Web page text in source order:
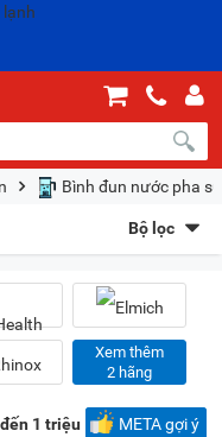
Bình đun nước pha
(2)
giảm dần Giảm giá
Bộ lọc
Xem thêm
2 hãng
1 triệu META gợi ý